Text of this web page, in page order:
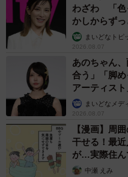
わざわ 「色
かしからずっ
まいどなトピ
2026.08.07
あのちゃん
合う」「脚
アーティス
まいどなメデ
2026.08.07
【漫画】周
干せる！最
が…実際住ん
中瀬 えみ